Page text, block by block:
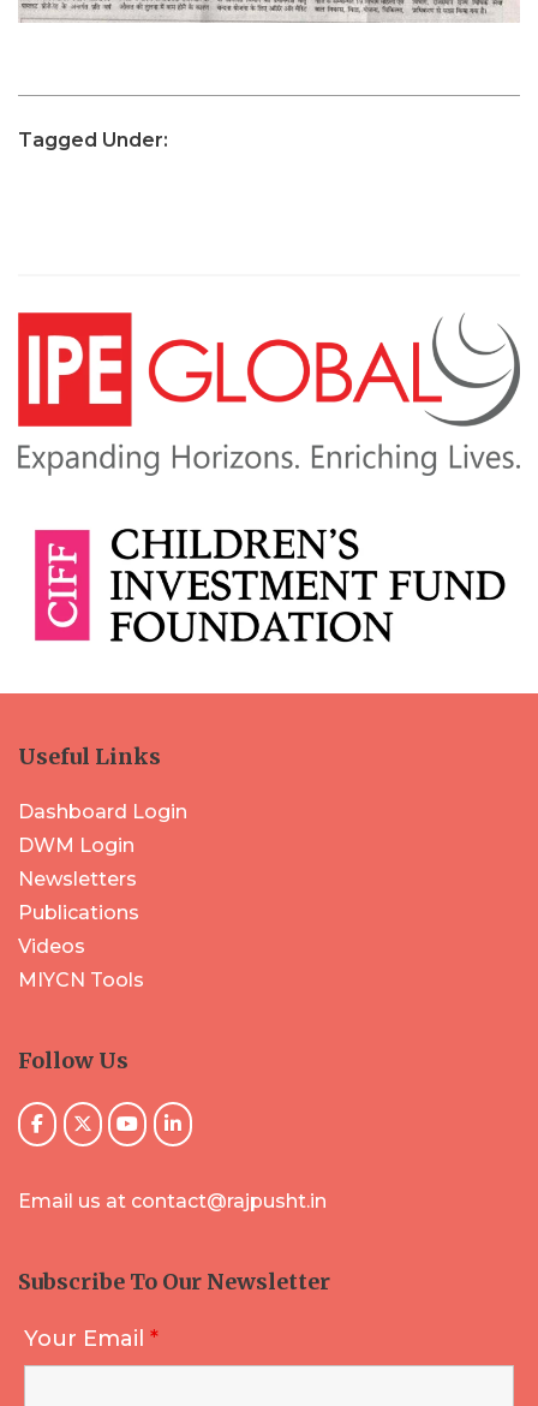
Tagged Under:
Useful Links
Dashboard Login
DWM Login
Newsletters
Publications
Videos
MIYCN Tools
Follow Us
Email us at contact@rajpusht.in
Subscribe To Our Newsletter
Your Email *